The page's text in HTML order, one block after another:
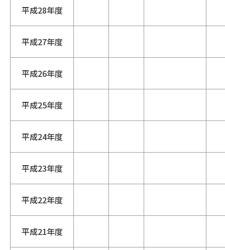
平成28年度
平成27年度
平成26年度
平成25年度
平成24年度
平成23年度
平成22年度
平成21年度